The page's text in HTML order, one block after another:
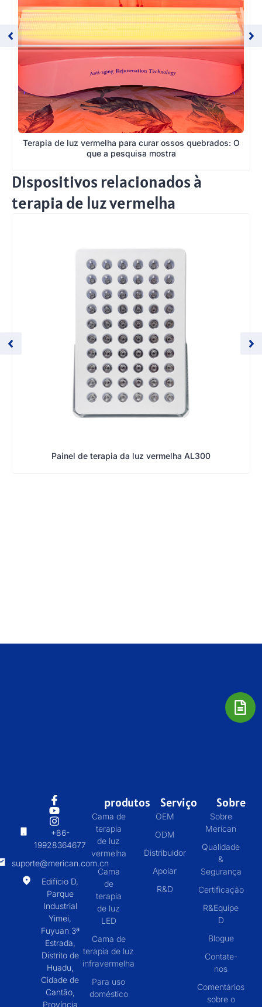
Terapia de luz vermelha para curar ossos quebrados: O
que a pesquisa mostra
Dispositivos relacionados à
terapia de luz vermelha
Painel de terapia da luz vermelha AL300
+86-
19928364677
suporte@merican.com.cn
Edifício D,
Parque
Industrial
Yimei,
Fuyuan 3ª
Estrada,
Distrito de
Huadu,
Cidade de
Cantão,
Província
produtos
Cama de
terapia
de luz
vermelha
Cama
de
terapia
de luz
LED
Cama de
terapia de luz
infravermelha
Para uso
doméstico
Serviço
OEM
ODM
Distribuidor
Apoiar
R&D
Sobre
Sobre
Merican
Qualidade
&
Segurança
Certificação
R&Equipe
D
Blogue
Contate-
nos
Comentários
sobre o